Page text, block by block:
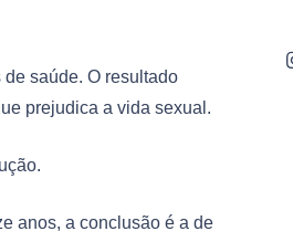
saúde. O resultado
prejudica a vida sexual.
anos, a conclusão é a de